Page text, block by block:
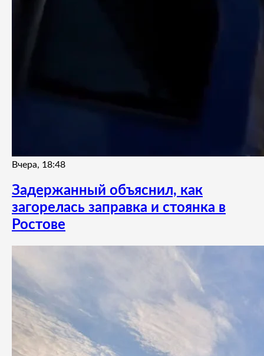
Вчера, 18:48
Задержанный объяснил, как
загорелась заправка и стоянка в
Ростове